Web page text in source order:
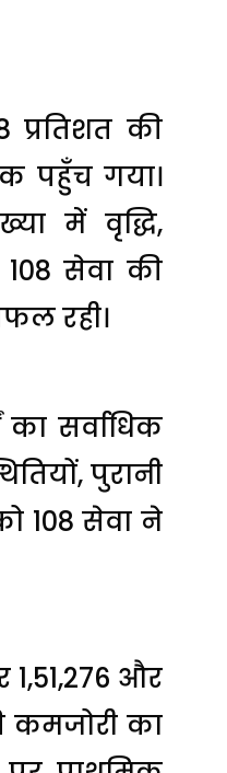
की
पहुँच गया।
में वृद्धि,
सेवा की
रही।
सर्वाधिक
पुरानी
108 सेवा ने
और
कमजोरी का